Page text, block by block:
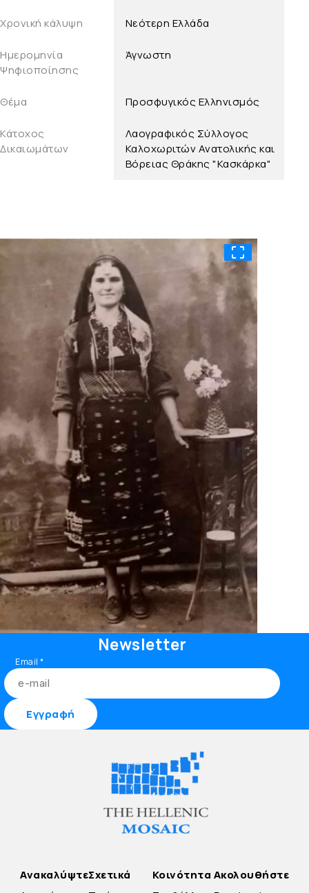
Χρονική κάλυψη Νεότερη Ελλάδα
Ημερομηνία
Ψηφιοποίησης
Άγνωστη
Θέμα Προσφυγικός Ελληνισμός
Κάτοχος
Δικαιωμάτων
Λαογραφικός Σύλλογος
Καλοχωριτών Ανατολικής και
Βόρειας Θράκης "Κασκάρκα"
Newsletter
Email*
ΑνακαλύψτεΣχετικά
Κοινότητα Ακολουθήστε